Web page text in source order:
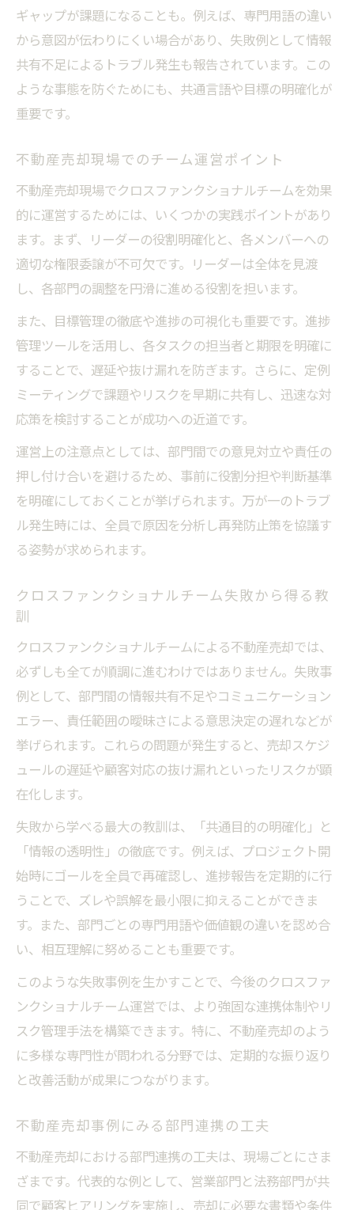
ギャップが課題になることも。例えば、専門用語の違い
から意図が伝わりにくい場合があり、失敗例として情報
共有不足によるトラブル発生も報告されています。この
ような事態を防ぐためにも、共通言語や目標の明確化が
重要です。
不動産売却現場でのチーム運営ポイント
不動産売却現場でクロスファンクショナルチームを効果
的に運営するためには、いくつかの実践ポイントがあり
ます。まず、リーダーの役割明確化と、各メンバーへの
適切な権限委譲が不可欠です。リーダーは全体を見渡
し、各部門の調整を円滑に進める役割を担います。
また、目標管理の徹底や進捗の可視化も重要です。進捗
管理ツールを活用し、各タスクの担当者と期限を明確に
することで、遅延や抜け漏れを防ぎます。さらに、定例
ミーティングで課題やリスクを早期に共有し、迅速な対
応策を検討することが成功への近道です。
運営上の注意点としては、部門間での意見対立や責任の
押し付け合いを避けるため、事前に役割分担や判断基準
を明確にしておくことが挙げられます。万が一のトラブ
ル発生時には、全員で原因を分析し再発防止策を協議す
る姿勢が求められます。
クロスファンクショナルチーム失敗から得る教
訓
クロスファンクショナルチームによる不動産売却では、
必ずしも全てが順調に進むわけではありません。失敗事
例として、部門間の情報共有不足やコミュニケーション
エラー、責任範囲の曖昧さによる意思決定の遅れなどが
挙げられます。これらの問題が発生すると、売却スケジ
ュールの遅延や顧客対応の抜け漏れといったリスクが顕
在化します。
失敗から学べる最大の教訓は、「共通目的の明確化」と
「情報の透明性」の徹底です。例えば、プロジェクト開
始時にゴールを全員で再確認し、進捗報告を定期的に行
うことで、ズレや誤解を最小限に抑えることができま
す。また、部門ごとの専門用語や価値観の違いを認め合
い、相互理解に努めることも重要です。
このような失敗事例を生かすことで、今後のクロスファ
ンクショナルチーム運営では、より強固な連携体制やリ
スク管理手法を構築できます。特に、不動産売却のよう
に多様な専門性が問われる分野では、定期的な振り返り
と改善活動が成果につながります。
不動産売却事例にみる部門連携の工夫
不動産売却における部門連携の工夫は、現場ごとにさま
ざまです。代表的な例として、営業部門と法務部門が共
同で顧客ヒアリングを実施し、売却に必要な書類や条件